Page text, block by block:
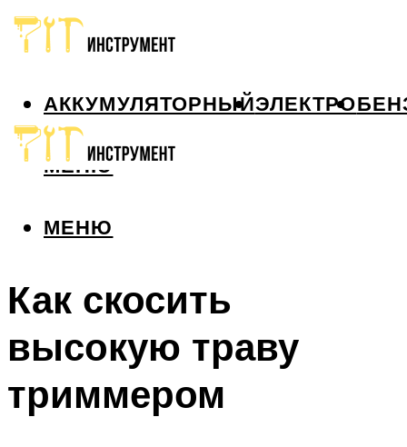
АККУМУЛЯТОРНЫЙЭЛЕКТРО
МЕНЮ
МЕНЮ
Как скосить
высокую траву
триммером